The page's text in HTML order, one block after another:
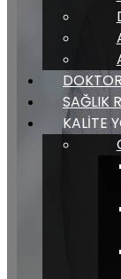
SAĞLIK
KALİTE